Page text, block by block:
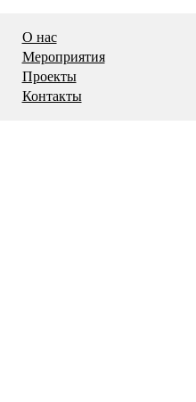
О нас
Мероприятия
Проекты
Контакты